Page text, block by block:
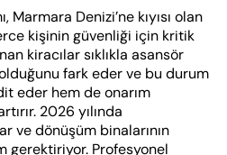
Marmara Denizi’ne kıyısı olan
kişinin güvenliği için kritik
kiracılar sıklıkla asansör
fark eder ve bu durum
eder hem de onarım
2026 yılında
ve dönüşüm binalarının
gerektiriyor. Profesyonel